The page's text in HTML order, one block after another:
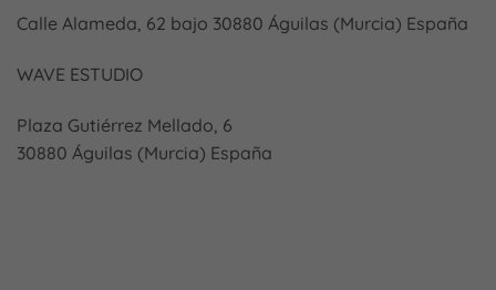
Calle Alameda, 62 bajo 30880 Águilas (Murcia) España
WAVE ESTUDIO
Plaza Gutiérrez Mellado, 6
30880 Águilas (Murcia) España